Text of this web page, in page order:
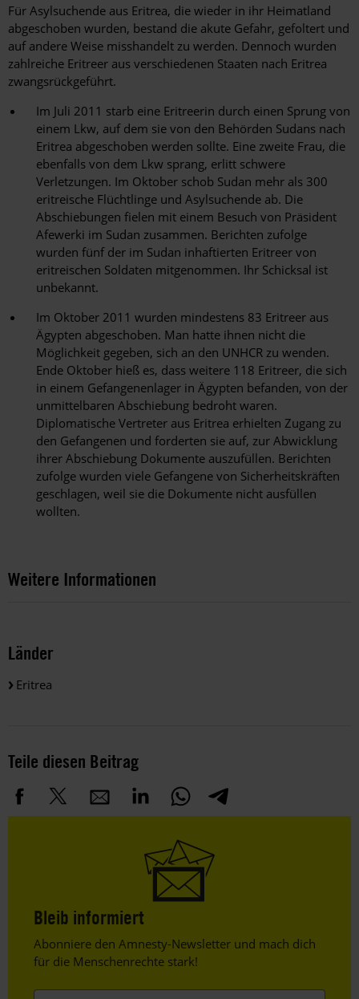
Für Asylsuchende aus Eritrea, die wieder in ihr Heimatland
abgeschoben wurden, bestand die akute Gefahr, gefoltert und
auf andere Weise misshandelt zu werden. Dennoch wurden
zahlreiche Eritreer aus verschiedenen Staaten nach Eritrea
zwangsrückgeführt.
Im Juli 2011 starb eine Eritreerin durch einen Sprung von
einem Lkw, auf dem sie von den Behörden Sudans nach
Eritrea abgeschoben werden sollte. Eine zweite Frau, die
ebenfalls von dem Lkw sprang, erlitt schwere
Verletzungen. Im Oktober schob Sudan mehr als 300
eritreische Flüchtlinge und Asylsuchende ab. Die
Abschiebungen fielen mit einem Besuch von Präsident
Afewerki im Sudan zusammen. Berichten zufolge
wurden fünf der im Sudan inhaftierten Eritreer von
eritreischen Soldaten mitgenommen. Ihr Schicksal ist
unbekannt.
Im Oktober 2011 wurden mindestens 83 Eritreer aus
Ägypten abgeschoben. Man hatte ihnen nicht die
Möglichkeit gegeben, sich an den UNHCR zu wenden.
Ende Oktober hieß es, dass weitere 118 Eritreer, die sich
in einem Gefangenenlager in Ägypten befanden, von der
unmittelbaren Abschiebung bedroht waren.
Diplomatische Vertreter aus Eritrea erhielten Zugang zu
den Gefangenen und forderten sie auf, zur Abwicklung
ihrer Abschiebung Dokumente auszufüllen. Berichten
zufolge wurden viele Gefangene von Sicherheitskräften
geschlagen, weil sie die Dokumente nicht ausfüllen
wollten.
Weitere Informationen
Länder
Eritrea
Teile diesen Beitrag
Bleib informiert
Header
Text
Abonniere den Amnesty-Newsletter und mach dich
für die Menschenrechte stark!